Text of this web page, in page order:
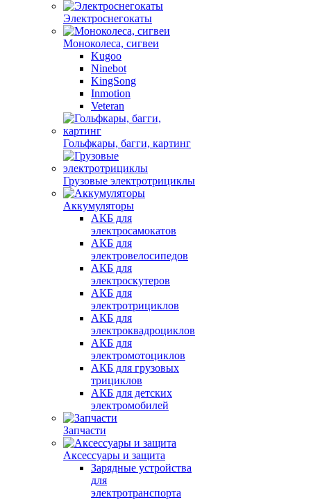
Электроснегокаты
Моноколеса, сигвеи
Kugoo
Ninebot
KingSong
Inmotion
Veteran
Гольфкары, багги, картинг
Грузовые электротрициклы
Аккумуляторы
АКБ для
электросамокатов
АКБ для
электровелосипедов
АКБ для
электроскутеров
АКБ для
электротрициклов
АКБ для
электроквадроциклов
АКБ для
электромотоциклов
АКБ для грузовых
трициклов
АКБ для детских
электромобилей
Запчасти
Аксессуары и защита
Зарядные устройства
для
электротранспорта